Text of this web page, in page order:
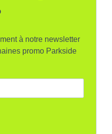
à notre newsletter
promo Parkside